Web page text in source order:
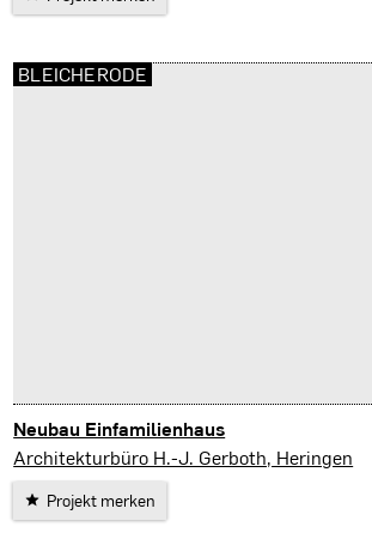
Neubau Einfamilienhaus
Bleicherode
Architekturbüro H.-J. Gerboth, Heringen
Projekt merken
BLEICHERODE